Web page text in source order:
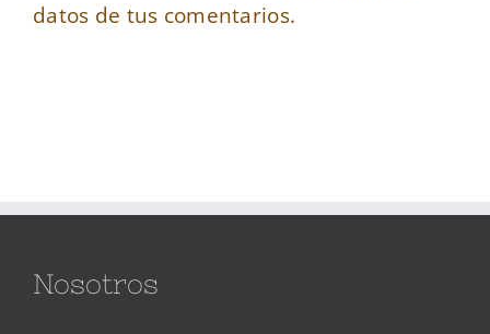
datos de tus comentarios.
Nosotros